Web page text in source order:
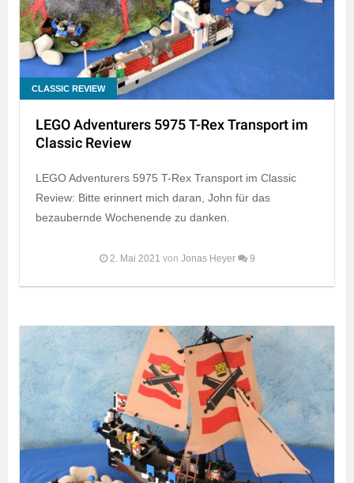
CLASSIC REVIEW
LEGO Adventurers 5975 T-Rex Transport im
Classic Review
LEGO Adventurers 5975 T-Rex Transport im Classic
Review: Bitte erinnert mich daran, John für das
bezaubernde Wochenende zu danken.
2. Mai 2021 von Jonas Heyer 9